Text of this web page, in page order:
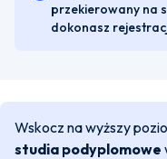
przekierowany na
dokonasz
Wskocz na wyższy
studia podyplomowe